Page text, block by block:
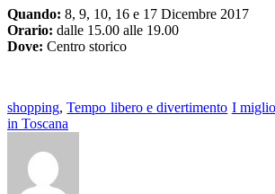
Quando: 8, 9, 10, 16 e 17 Dicembre 2017
Orario: dalle 15.00 alle 19.00
Dove: Centro storico
shopping,Tempo libero e divertimento I
in Toscana